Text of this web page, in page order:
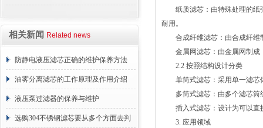
相关新闻 Related news
防静电液压滤芯正确的维护保养方法
油雾分离滤芯的工作原理及作用介绍
液压泵过滤器的保养与维护
选购304不锈钢滤芯要从多个方面去判
纸质滤芯：由特殊处理的纸张
耐用。
合成纤维滤芯：由合成纤维
金属网滤芯：由金属网制成，
2.2 按照结构设计分类
单筒式滤芯：采用单一滤芯
多筒式滤芯：由多个滤芯筒
插入式滤芯：设计为可以直
3. 应用领域